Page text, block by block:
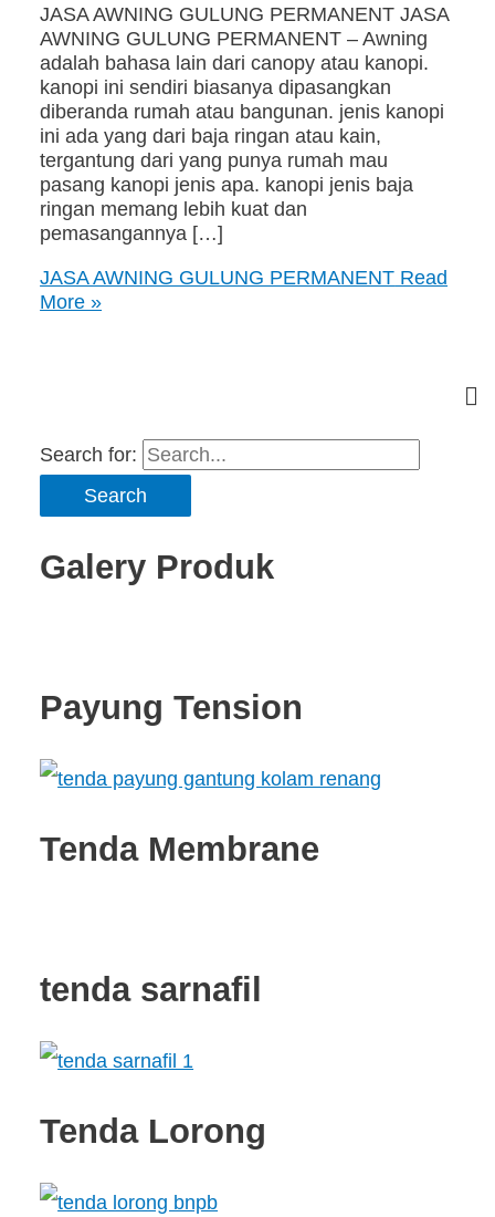
JASA AWNING GULUNG PERMANENT JASA
AWNING GULUNG PERMANENT – Awning
adalah bahasa lain dari canopy atau kanopi.
kanopi ini sendiri biasanya dipasangkan
diberanda rumah atau bangunan. jenis kanopi
ini ada yang dari baja ringan atau kain,
tergantung dari yang punya rumah mau
pasang kanopi jenis apa. kanopi jenis baja
ringan memang lebih kuat dan
pemasangannya […]
JASA AWNING GULUNG PERMANENT Read
More »
Search for:
Galery Produk
Payung Tension
Tenda Membrane
tenda sarnafil
Tenda Lorong